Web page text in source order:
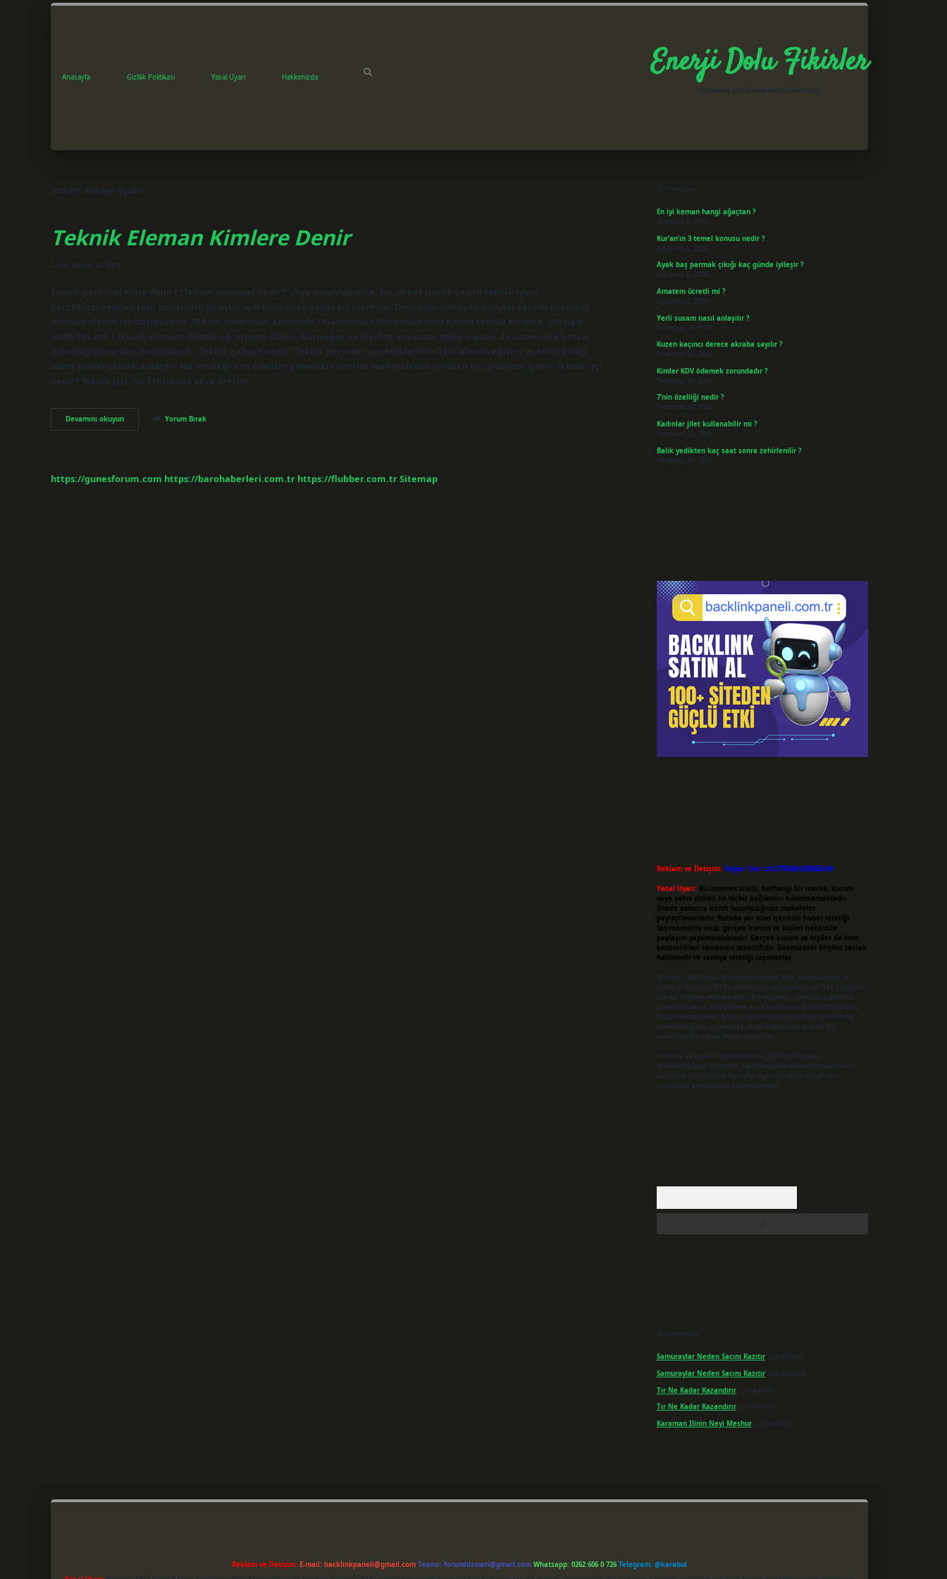
Anasayfa Gizlilik Politikası Yasal Uyarı Hakkımızda Enerji Dolu Fikirler
Etiket: Kimler işçidir
Teknik Eleman Kimlere Denir
Tarih: Kasım 12, 2024
Teknik personel kime denir? “Teknik personel nedir?” diye sorulduğunda, bu, şirket içinde çeşitli teknik işleri
gerçekleştirebilen tam donanımlı bireyler için kullanılan genel bir terimdir. Deneyimi olmayan adaylar teknik personel
asistanı olarak işe başlayabilir. Teknik elemanlar kimlerdir? Maddenin S fıkrasında sözü edilen teknik eleman; (Değişik:
-6495/101 md.) Teknik eleman: Teknik öğretmen, fizikçi, kimyager ve biyolog unvanına sahip olanlar ile üniversitelerin iş
güvenliği programı mezunlarını, Teknik çalışan nedir? Teknik personel genellikle belirli bir alanda eğitim ve teknik bilgi
almış kişiler olarak anlaşılır. Bu mesleği icra edenler genellikle üretim faaliyetlerini yürüten işçi grubunu içerir. Teknik işçi
nedir? Teknik işçi, bir fabrikada veya üretim…
Devamını okuyunTeknik
Eleman
Yorum Bırak
https://gunesforum.com https://barohaberleri.com.tr https://flubber.com.trSitemap
Son Yazılar
En iyi keman hangi ağaçtan ?
Ağustos 6, 2026
Kur’an’ın 3 temel konusu nedir ?
Ağustos 6, 2026
Ayak baş parmak çıkığı kaç günde iyileşir ?
Ağustos 5, 2026
Amatem ücretli mi ?
Ağustos 4, 2026
Yerli susam nasıl anlaşılır ?
Temmuz 29, 2026
Kuzen kaçıncı derece akraba sayılır ?
Temmuz 27, 2026
Kimler KDV ödemek zorundadır ?
Temmuz 25, 2026
7’nin özelliği nedir ?
Temmuz 24, 2026
Kadınlar jilet kullanabilir mi ?
Temmuz 23, 2026
Balık yedikten kaç saat sonra zehirlenilir ?
Temmuz 21, 2026
Reklam ve İletişim: Skype: live:.cid.575569c608265c69
Yasal Uyarı: Bu internet sitesi, herhangi bir marka, kurum
veya şahıs şirketi ile hiçbir bağlantısı bulunmamaktadır.
Sitede yalnızca kendi hazırladığımız makaleler
paylaşılmaktadır. Burada yer alan içerikler haber niteliği
taşımamakta olup, gerçek kurum ve kişiler hakkında
paylaşım yapılmamaktadır. Gerçek kurum ve kişiler ile isim
benzerlikleri tamamen tesadüfidir. Sitemizdeki bilgiler taslak
halindedir ve tavsiye niteliği taşımazlar.
Sitemiz, 5651 Sayılı Kanun gereğince Bilgi Teknolojileri ve
İletişim Kurumu (BTK) tarafından onaylanmış bir Yer Sağlayıcı
olarak hizmet vermektedir. Bu nedenle, sitedeki içerikleri
proaktif olarak denetleme veya araştırma yükümlülüğümüz
bulunmamaktadır. Ancak, üyelerimiz yazdıkları içeriklerin
sorumluluğunu taşımakta olup, siteye üye olarak bu
sorumluluğu kabul etmiş sayılırlar.
Hukuka ve yasal düzenlemelere aykırı olduğunu
düşündüğünüz içerikleri,
backlinkpanelicomtr@gmail.com
adresine bildirmeniz halinde, ilgili içerikler yasal süre
içerisinde sitemizden kaldırılacaktır.
Son yorumlar
Samuraylar Neden Saçını Kazıtıriçin admin
Samuraylar Neden Saçını Kazıtıriçin Fadime
Tır Ne Kadar Kazandırıriçin admin
Tır Ne Kadar Kazandırıriçin Sevim
Karaman Ilinin Neyi Meşhuriçin admin
Reklam ve İletişim: E-mail: backlinkpaneli@gmail.com Teams: forumhizmeti@gmail.com Whatsapp: 0262 606 0 726 Telegram: @karabul